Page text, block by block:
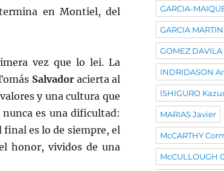
en Montiel, del
vez que lo lei. La
Salvadoracierta al
y una cultura que
es una dificultad:
es lo de siempre, el
honor, vividos de una
GARCIA-
GARCIA
GOMEZ
INDRIDASON
ISHIGURO
MARIAS Javier
McCARTHY
McCULLOUGH